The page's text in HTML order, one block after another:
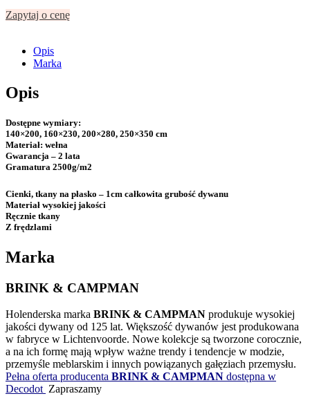
Zapytaj o cenę
Opis
Marka
Opis
Dostępne wymiary:
140×200, 160×230, 200×280, 250×350 cm
Materiał: wełna
Gwarancja – 2 lata
Gramatura 2500g/m2
Cienki, tkany na płasko – 1cm całkowita grubość dywanu
Materiał wysokiej jakości
Ręcznie tkany
Z frędzlami
Marka
BRINK & CAMPMAN
Holenderska marka BRINK & CAMPMAN produkuje wysokiej
jakości dywany od 125 lat. Większość dywanów jest produkowana
w fabryce w Lichtenvoorde. Nowe kolekcje są tworzone corocznie,
a na ich formę mają wpływ ważne trendy i tendencje w modzie,
przemyśle meblarskim i innych powiązanych gałęziach przemysłu.
Pełna oferta producenta BRINK & CAMPMAN dostępna w
Decodot Zapraszamy